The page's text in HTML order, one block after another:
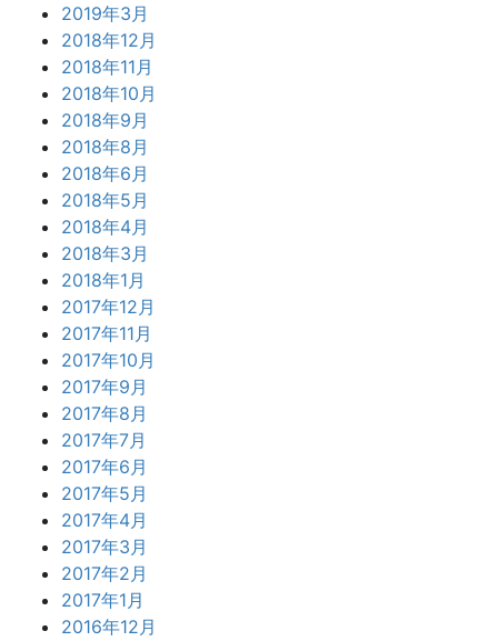
2019年3月
2018年12月
2018年11月
2018年10月
2018年9月
2018年8月
2018年6月
2018年5月
2018年4月
2018年3月
2018年1月
2017年12月
2017年11月
2017年10月
2017年9月
2017年8月
2017年7月
2017年6月
2017年5月
2017年4月
2017年3月
2017年2月
2017年1月
2016年12月